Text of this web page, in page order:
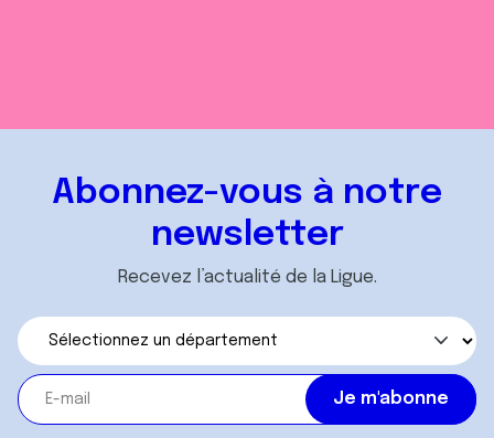
Abonnez-vous à notre
newsletter
Recevez l’actualité de la Ligue.